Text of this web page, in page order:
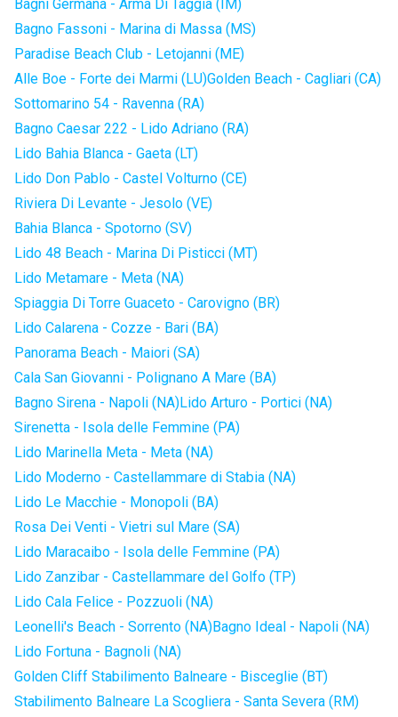
Bagni Germana - Arma Di Taggia (IM)
Bagno Fassoni - Marina di Massa (MS)
Paradise Beach Club - Letojanni (ME)
Alle Boe - Forte dei Marmi (LU)Golden Beach - Cagliari (CA)
Sottomarino 54 - Ravenna (RA)
Bagno Caesar 222 - Lido Adriano (RA)
Lido Bahia Blanca - Gaeta (LT)
Lido Don Pablo - Castel Volturno (CE)
Riviera Di Levante - Jesolo (VE)
Bahia Blanca - Spotorno (SV)
Lido 48 Beach - Marina Di Pisticci (MT)
Lido Metamare - Meta (NA)
Spiaggia Di Torre Guaceto - Carovigno (BR)
Lido Calarena - Cozze - Bari (BA)
Panorama Beach - Maiori (SA)
Cala San Giovanni - Polignano A Mare (BA)
Bagno Sirena - Napoli (NA)Lido Arturo - Portici (NA)
Sirenetta - Isola delle Femmine (PA)
Lido Marinella Meta - Meta (NA)
Lido Moderno - Castellammare di Stabia (NA)
Lido Le Macchie - Monopoli (BA)
Rosa Dei Venti - Vietri sul Mare (SA)
Lido Maracaibo - Isola delle Femmine (PA)
Lido Zanzibar - Castellammare del Golfo (TP)
Lido Cala Felice - Pozzuoli (NA)
Leonelli's Beach - Sorrento (NA)Bagno Ideal - Napoli (NA)
Lido Fortuna - Bagnoli (NA)
Golden Cliff Stabilimento Balneare - Bisceglie (BT)
Stabilimento Balneare La Scogliera - Santa Severa (RM)